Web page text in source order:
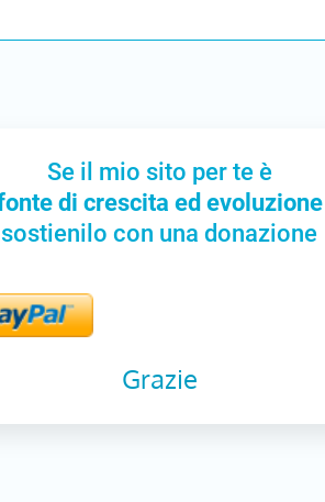
Se il mio sito per te è
di crescita ed evoluzione
sostienilo con una donazione
Grazie